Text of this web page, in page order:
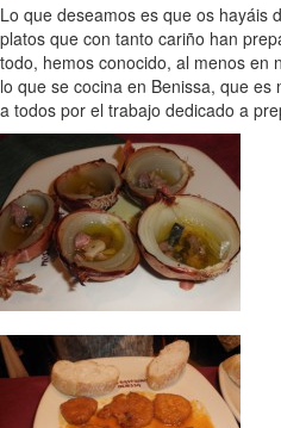
Lo que deseamos es que os hayáis
platos que con tanto cariño han
todo, hemos conocido, al menos en
lo que se cocina en Benissa, que
a todos por el trabajo dedicado a